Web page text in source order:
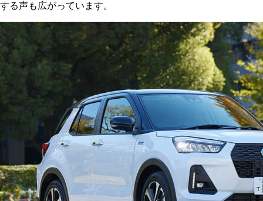
する声も広がっています。